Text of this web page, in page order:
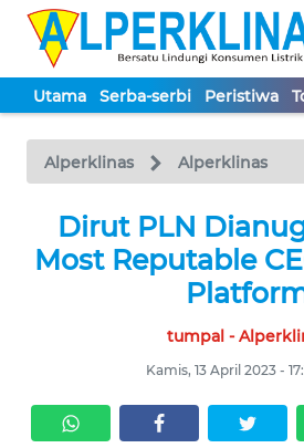
Utama Serba-serbi Peristiwa
Alperklinas Alperklinas
Dirut PLN
Most Reputable
tumpal -
Kamis, 13 April 2023 -
TV
Tutup
UTAMA
TOKOH